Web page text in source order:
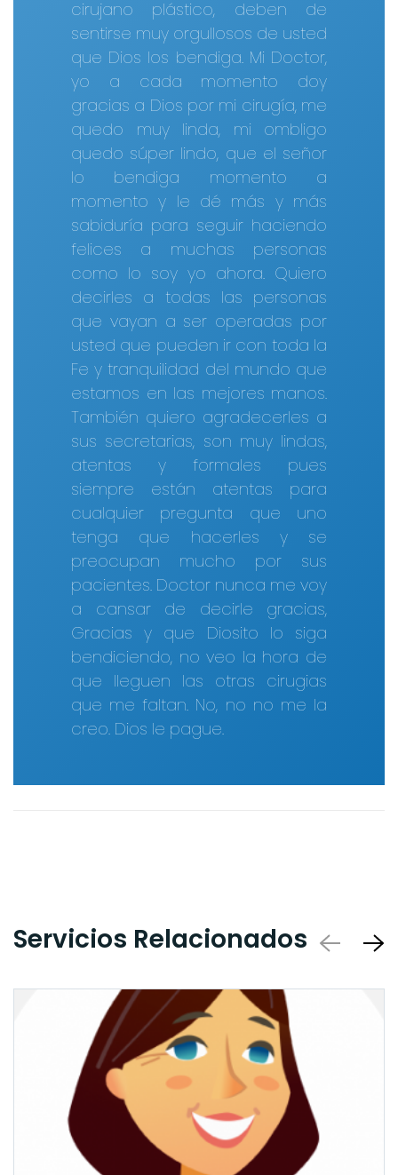
cirujano plástico, deben de
sentirse muy orgullosos de usted
que Dios los bendiga. Mi Doctor,
yo a cada momento doy
gracias a Dios por mi cirugía, me
quedo muy linda, mi ombligo
quedo súper lindo, que el señor
lo bendiga momento a
momento y le dé más y más
sabiduría para seguir haciendo
felices a muchas personas
como lo soy yo ahora. Quiero
decirles a todas las personas
que vayan a ser operadas por
usted que pueden ir con toda la
Fe y tranquilidad del mundo que
estamos en las mejores manos.
También quiero agradecerles a
sus secretarias, son muy lindas,
atentas y formales pues
siempre están atentas para
cualquier pregunta que uno
tenga que hacerles y se
preocupan mucho por sus
pacientes. Doctor nunca me voy
a cansar de decirle gracias,
Gracias y que Diosito lo siga
bendiciendo, no veo la hora de
que lleguen las otras cirugias
que me faltan. No, no no me la
creo. Dios le pague.
Servicios Relacionados